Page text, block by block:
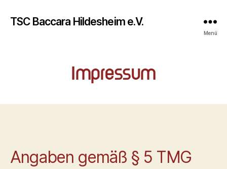
TSC Baccara Hildesheim e.V.
Menü
Impressum
Angaben gemäß § 5 TMG